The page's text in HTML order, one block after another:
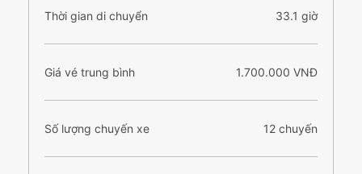
Thời gian di chuyển 33.1 giờ
Giá vé trung bình 1.700.000 VNĐ
Số lượng chuyến xe 12 chuyến